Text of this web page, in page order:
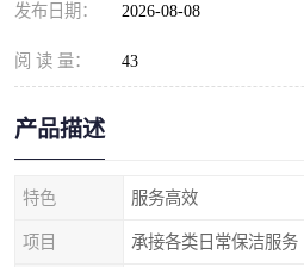
发布日期： 2026-08-08
阅 读 量： 43
产品描述
特色 服务高效
项目 承接各类日常保洁服务